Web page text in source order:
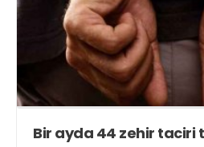
Bir ayda 44 zehir taciri